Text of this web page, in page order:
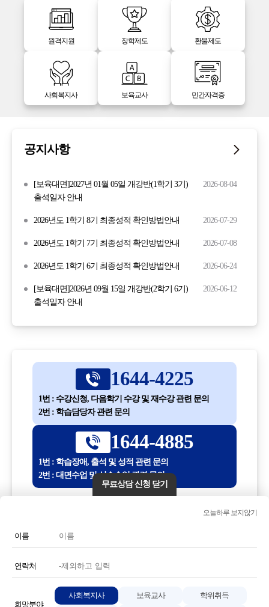
원격지원 장학제도 환불제도
사회복지사 보육교사 민간자격증
공지사항
[보육대면]2027년 01월 05일 개강반(1학기 3기)
출석일자 안내
2026-08-04
2026년도 1학기 8기 최종성적 확인방법안내 2026-07-29
2026년도 1학기 7기 최종성적 확인방법안내 2026-07-08
2026년도 1학기 6기 최종성적 확인방법안내 2026-06-24
[보육대면]2026년 09월 15일 개강반(2학기 6기)
출석일자 안내
2026-06-12
1644-4225
1번 : 수강신청, 다음학기 수강 및 재수강 관련 문의
2번 : 학습담당자 관련 문의
1644-4885
1번 : 학습장애, 출석 및 성적 관련 문의
2번 : 대면수업 및 실습수업 관련 문의
전화번호 또는 전화기 모양 아이콘을 클릭하시면 전화통화가
연결됩니다.
무료상담 신청 닫기
오늘하루 보지않기
이름
연락처
희망분야
사회복지사 보육교사 학위취득